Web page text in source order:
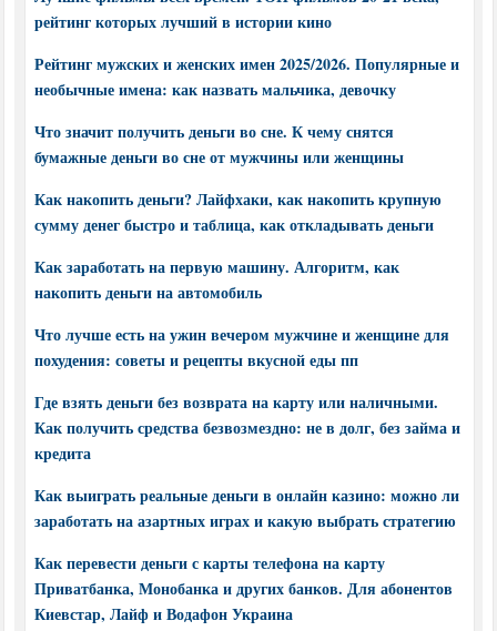
рейтинг которых лучший в истории кино
Рейтинг мужских и женских имен 2025/2026. Популярные и
необычные имена: как назвать мальчика, девочку
Что значит получить деньги во сне. К чему снятся
бумажные деньги во сне от мужчины или женщины
Как накопить деньги? Лайфхаки, как накопить крупную
сумму денег быстро и таблица, как откладывать деньги
Как заработать на первую машину. Алгоритм, как
накопить деньги на автомобиль
Что лучше есть на ужин вечером мужчине и женщине для
похудения: советы и рецепты вкусной еды пп
Где взять деньги без возврата на карту или наличными.
Как получить средства безвозмездно: не в долг, без займа и
кредита
Как выиграть реальные деньги в онлайн казино: можно ли
заработать на азартных играх и какую выбрать стратегию
Как перевести деньги с карты телефона на карту
Приватбанка, Монобанка и других банков. Для абонентов
Киевстар, Лайф и Водафон Украина